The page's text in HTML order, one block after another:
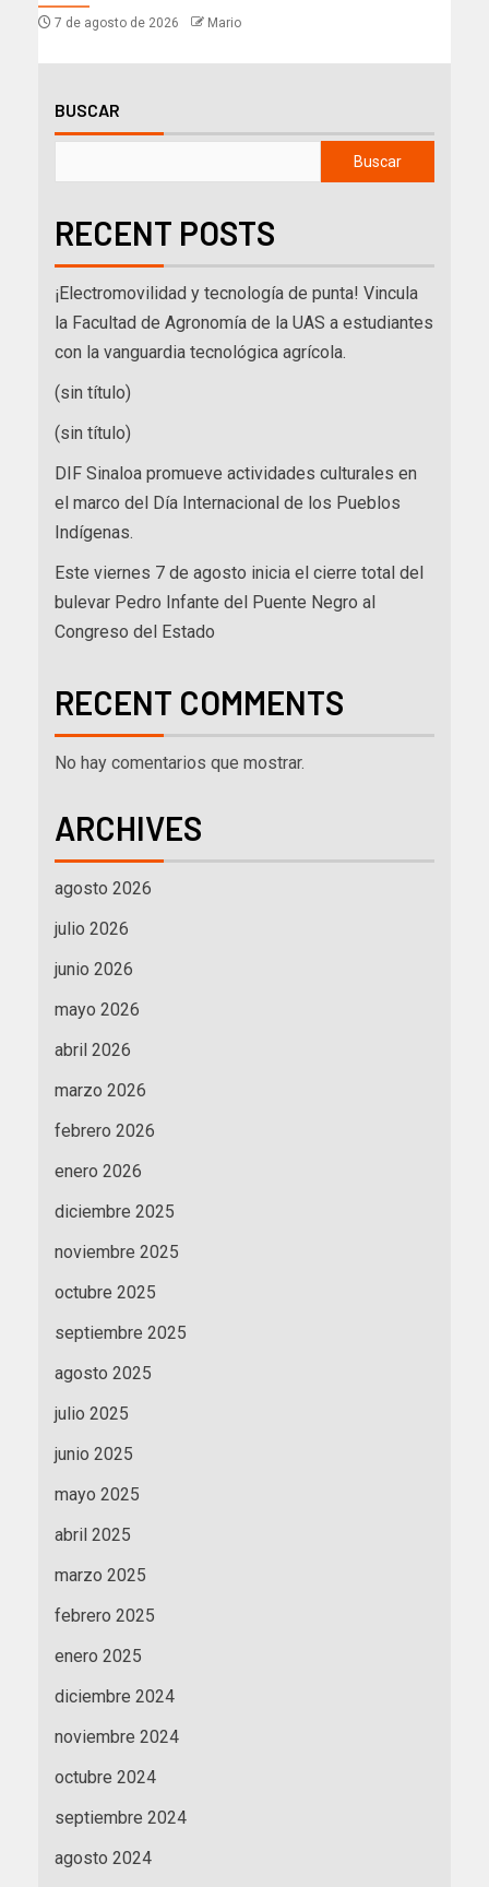
7 de agosto de 2026 Mario
BUSCAR
Buscar
RECENT POSTS
¡Electromovilidad y tecnología de punta! Vincula
la Facultad de Agronomía de la UAS a estudiantes
con la vanguardia tecnológica agrícola.
(sin título)
(sin título)
DIF Sinaloa promueve actividades culturales en
el marco del Día Internacional de los Pueblos
Indígenas.
Este viernes 7 de agosto inicia el cierre total del
bulevar Pedro Infante del Puente Negro al
Congreso del Estado
RECENT COMMENTS
No hay comentarios que mostrar.
ARCHIVES
agosto 2026
julio 2026
junio 2026
mayo 2026
abril 2026
marzo 2026
febrero 2026
enero 2026
diciembre 2025
noviembre 2025
octubre 2025
septiembre 2025
agosto 2025
julio 2025
junio 2025
mayo 2025
abril 2025
marzo 2025
febrero 2025
enero 2025
diciembre 2024
noviembre 2024
octubre 2024
septiembre 2024
agosto 2024